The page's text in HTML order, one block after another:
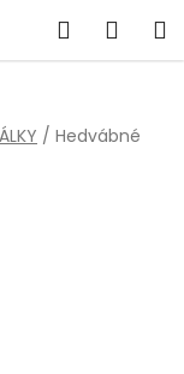
Hledat
/ Hedvábné